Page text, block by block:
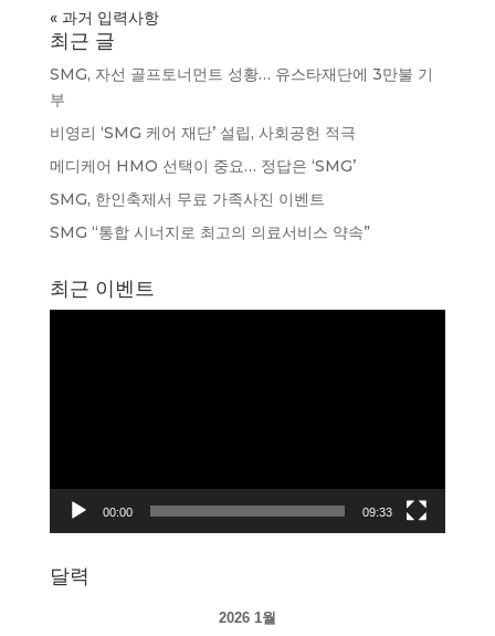
« 과거 입력사항
최근 글
SMG, 자선 골프토너먼트 성황… 유스타재단에 3만불 기
부
비영리 ‘SMG 케어 재단’ 설립, 사회공헌 적극
메디케어 HMO 선택이 중요… 정답은 ‘SMG’
SMG, 한인축제서 무료 가족사진 이벤트
SMG “통합 시너지로 최고의 의료서비스 약속”
최근 이벤트
00:00 09:33
달력
2026 1월